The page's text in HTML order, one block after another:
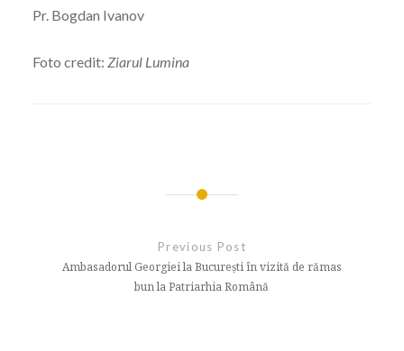
Pr. Bogdan Ivanov
Foto credit: Ziarul Lumina
articole
Previous Post
Ambasadorul Georgiei la Bucureşti în vizită de rămas
bun la Patriarhia Română